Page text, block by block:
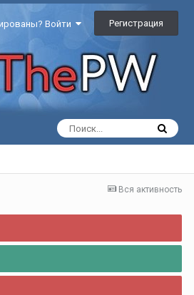
Войти Регистрация
Вся активность